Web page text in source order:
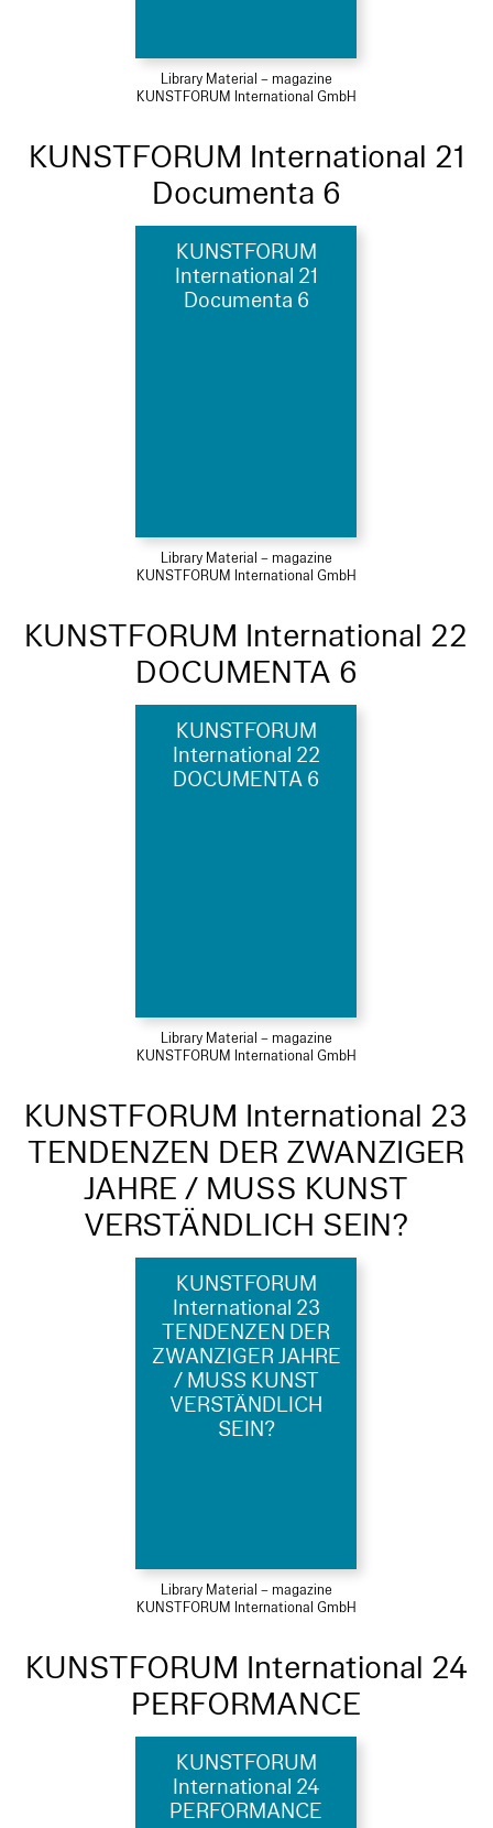
Library Material – magazine
KUNSTFORUM International GmbH
KUNSTFORUM International 21
Documenta 6
KUNSTFORUM
International 21
Documenta 6
Library Material – magazine
KUNSTFORUM International GmbH
KUNSTFORUM International 22
DOCUMENTA 6
KUNSTFORUM
International 22
DOCUMENTA 6
Library Material – magazine
KUNSTFORUM International GmbH
KUNSTFORUM International 23
TENDENZEN DER ZWANZIGER
JAHRE / MUSS KUNST
VERSTÄNDLICH SEIN?
KUNSTFORUM
International 23
TENDENZEN DER
ZWANZIGER JAHRE
/ MUSS KUNST
VERSTÄNDLICH
SEIN?
Library Material – magazine
KUNSTFORUM International GmbH
KUNSTFORUM International 24
PERFORMANCE
KUNSTFORUM
International 24
PERFORMANCE